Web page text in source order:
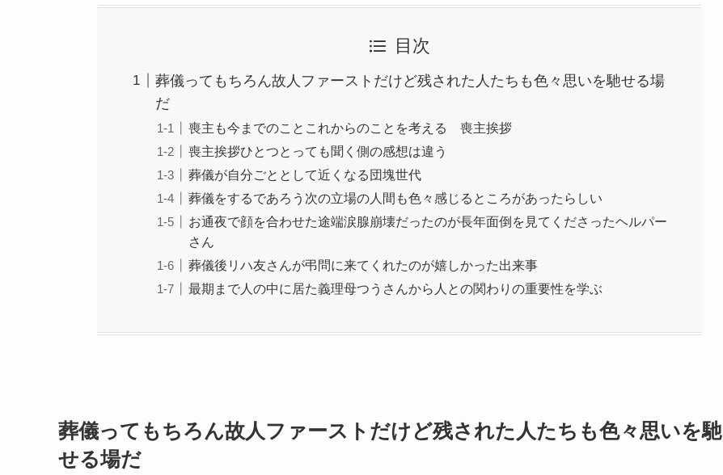
目次
葬儀ってもちろん故人ファーストだけど残された人たちも色々思いを馳せる場
だ
喪主も今までのことこれからのことを考える 喪主挨拶
喪主挨拶ひとつとっても聞く側の感想は違う
葬儀が自分ごととして近くなる団塊世代
葬儀をするであろう次の立場の人間も色々感じるところがあったらしい
お通夜で顔を合わせた途端涙腺崩壊だったのが長年面倒を見てくださったヘルパー
さん
葬儀後リハ友さんが弔問に来てくれたのが嬉しかった出来事
最期まで人の中に居た義理母つうさんから人との関わりの重要性を学ぶ
葬儀ってもちろん故人ファーストだけど残された人たちも色々思いを馳
せる場だ